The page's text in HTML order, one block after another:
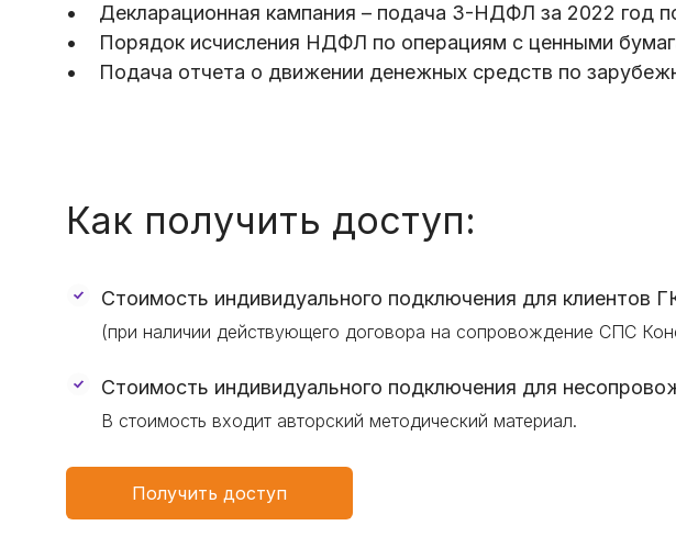
• Декларационная кампания – подача 3-НДФЛ за 2022 год
• Порядок исчисления НДФЛ по операциям с ценными
• Подача отчета о движении денежных средств по
Как получить доступ:
Стоимость индивидуального подключения для клиентов
(при наличии действующего договора на сопровождение СПС
Стоимость индивидуального подключения для
В стоимость входит авторский методический материал.
Получить доступ